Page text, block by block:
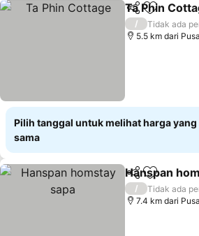
Bagikan
Ta Phin
/
Tidak ada
5.5 km dari
Pilih tanggal untuk melihat harga yang
sama
Bagikan
Hanspan
/
Tidak ada
7.4 km dari